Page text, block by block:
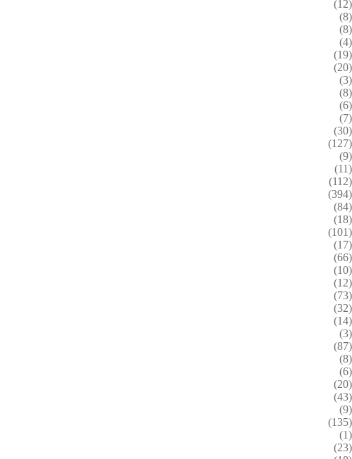
(12)
(8)
(8)
(4)
(19)
(20)
(3)
(8)
(6)
(7)
(30)
(127)
(9)
(11)
(112)
(394)
(84)
(18)
(101)
(17)
(66)
(10)
(12)
(73)
(32)
(14)
(3)
(87)
(8)
(6)
(20)
(43)
(9)
(135)
(1)
(23)